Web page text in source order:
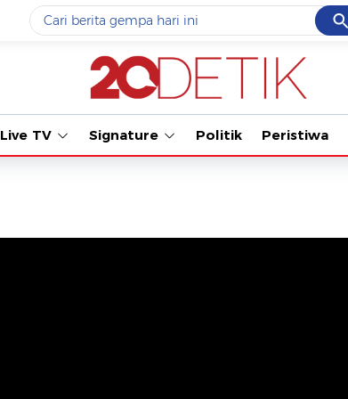
Cancel
Yang sedang ramai dicari
data live draw sgp
#3kebakaran
Live TV Signature Politik Peristiwa